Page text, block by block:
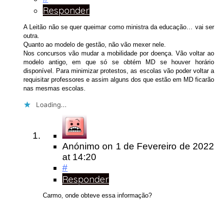
Responder
A Leitão não se quer queimar como ministra da educação… vai ser
outra.
Quanto ao modelo de gestão, não vão mexer nele.
Nos concursos vão mudar a mobilidade por doença. Vão voltar ao
modelo antigo, em que só se obtém MD se houver horário
disponível. Para minimizar protestos, as escolas vão poder voltar a
requisitar professores e assim alguns dos que estão em MD ficarão
nas mesmas escolas.
Loading...
Anónimo on 1 de Fevereiro de 2022
at 14:20
#
Responder
Carmo, onde obteve essa informação?